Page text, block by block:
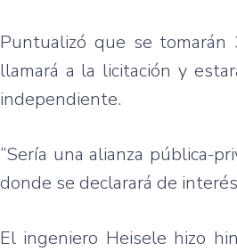
Puntualizó que se
llamará a la licitación y
independiente.
“Sería una alianza pública-
donde se declarará de
El ingeniero Heisele hizo